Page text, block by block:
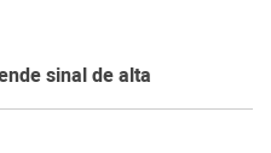
sinal de alta